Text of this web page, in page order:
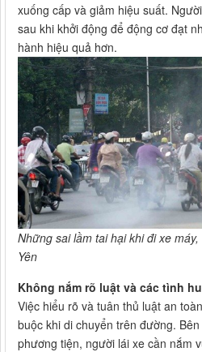
xuống cấp và giảm hiệu suất.
sau khi khởi động để động cơ đạt
hành hiệu quả hơn.
Những sai lầm tai hại khi đi xe
Yên
Không nắm rõ luật và các tình
Việc hiểu rõ và tuân thủ luật an
buộc khi di chuyển trên đường.
phương tiện, người lái xe cần nắm